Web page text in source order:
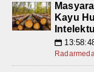
Kayu
📅